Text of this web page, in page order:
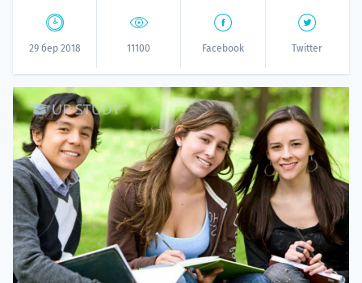
29 бер 2018 11100 Facebook Twitter
20.09
"Навчання